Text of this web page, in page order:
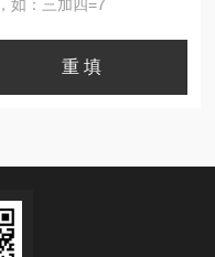
如：三加四=7